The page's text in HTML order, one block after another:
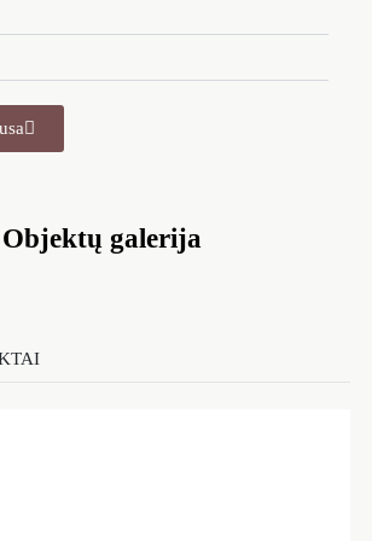
Objektų galerija